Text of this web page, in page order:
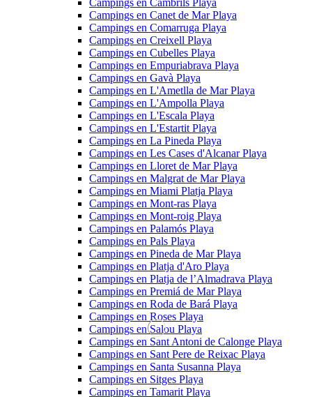
Campings en Cambrils Playa
Campings en Canet de Mar Playa
Campings en Comarruga Playa
Campings en Creixell Playa
Campings en Cubelles Playa
Campings en Empuriabrava Playa
Campings en Gavà Playa
Campings en L'Ametlla de Mar Playa
Campings en L'Ampolla Playa
Campings en L'Escala Playa
Campings en L'Estartit Playa
Campings en La Pineda Playa
Campings en Les Cases d'Alcanar Playa
Campings en Lloret de Mar Playa
Campings en Malgrat de Mar Playa
Campings en Miami Platja Playa
Campings en Mont-ras Playa
Campings en Mont-roig Playa
Campings en Palamós Playa
Campings en Pals Playa
Campings en Pineda de Mar Playa
Campings en Platja d'Aro Playa
Campings en Platja de l’Almadrava Playa
Campings en Premiá de Mar Playa
Campings en Roda de Bará Playa
Campings en Roses Playa
Campings en Salou Playa
Campings en Sant Antoni de Calonge Playa
Campings en Sant Pere de Reixac Playa
Campings en Santa Susanna Playa
Campings en Sitges Playa
Campings en Tamarit Playa